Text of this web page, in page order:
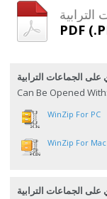
PDF
Can Be Opened With:
WinZip For PC
WinZip For Mac